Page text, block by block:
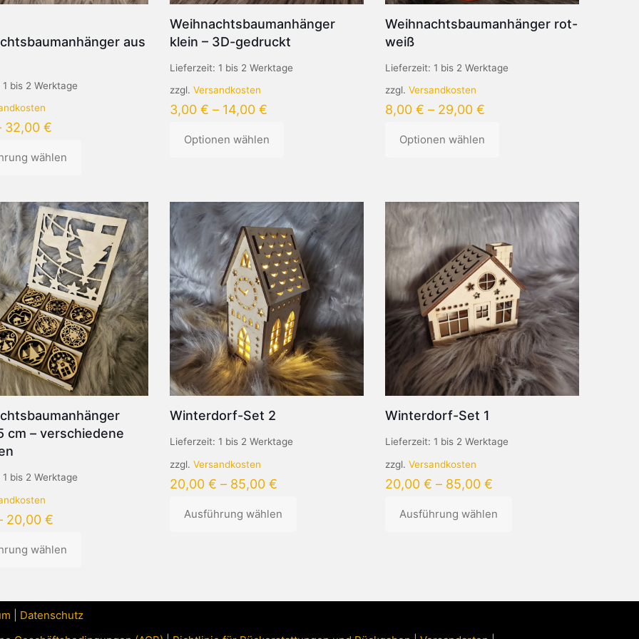
aus
1 bis 2 Werktage
32,00 €
wählen
Weihnachtsbaumanhänger
klein – 3D-gedruckt
Lieferzeit: 1 bis 2 Werktage
zzgl. Versandkosten
3,00 € – 14,00 €
Optionen wählen
mehrere
Varianten
auf.
Die
Optionen
können
auf
der
Produktseite
gewählt
werden
Weihnachtsbaumanhänger rot-
weiß
Lieferzeit: 1 bis 2 Werktage
zzgl. Versandkosten
8,00 € – 29,00 €
Optionen wählen
mehrere
Varianten
auf.
Die
Optionen
können
auf
der
Produktseite
gewählt
werden
cm – verschiedene
1 bis 2 Werktage
20,00 €
wählen
Winterdorf-Set 2
Lieferzeit: 1 bis 2 Werktage
zzgl. Versandkosten
20,00 € – 85,00 €
Ausführung wählen
Varianten
Winterdorf-Set 1
Lieferzeit: 1 bis 2 Werktage
zzgl. Versandkosten
20,00 € – 85,00 €
Ausführung wählen
Varianten
Datenschutz